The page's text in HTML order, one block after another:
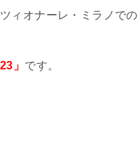
ィオナーレ・ミラノでの
」 です。